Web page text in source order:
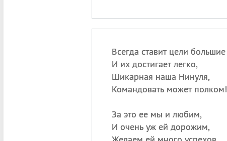
Всегда ставит цели большие
И их достигает легко,
Шикарная наша Нинуля,
Командовать может полком!
За это ее мы и любим,
И очень уж ей дорожим,